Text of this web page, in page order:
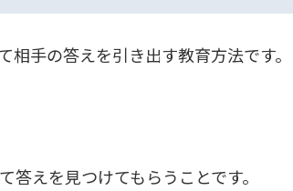
手の答えを引き出す教育方法です。
えを見つけてもらうことです。